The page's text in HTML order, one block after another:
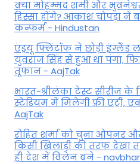
क्या मोहम्मद शमी और
हिस्सा होंगे? आकाश चोपड़ा ने
कन्फर्म - Hindustan
एंड्रयू फ्लिंटॉफ ने छोड़ी इंग्लैंड
युवराज सिंह से हुआ था पंगा,
तूफान - AajTak
भारत-श्रीलंका टेस्ट सीरीज के
स्टेडियम में मिलेगी फ्री एंट्री,
AajTak
रोहित शर्मा को चुना ओपनर
किसी खिलाड़ी की तरफ देखा
ही देश में विलेन बने -